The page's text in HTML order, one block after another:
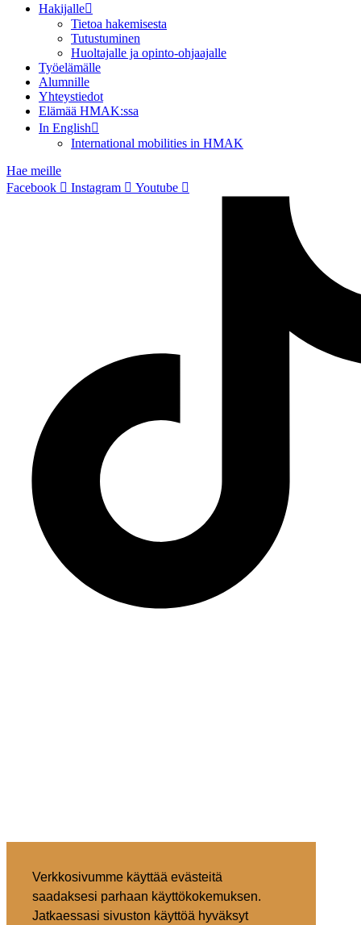
Verkkosivumme käyttää evästeitä
saadaksesi parhaan käyttökokemuksen.
Jatkaessasi sivuston käyttöä hyväksyt
Hakijalle
Tietoa hakemisesta
Tutustuminen
Huoltajalle ja opinto-ohjaajalle
Työelämälle
Alumnille
Yhteystiedot
Elämää HMAK:ssa
In English
International mobilities in HMAK
Hae meille
Facebook
Instagram Youtube